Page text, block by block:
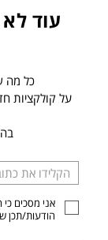
עוד
כל מה
על קולקציות
הכניסו
כתובת
דוא”לאני מסכים
הודעות/תכן